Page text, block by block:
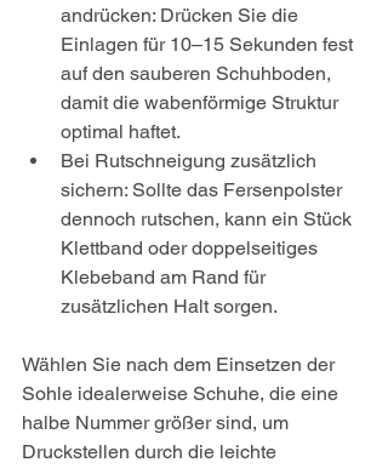
andrücken: Drücken Sie die
Einlagen für 10–15 Sekunden fest
auf den sauberen Schuhboden,
damit die wabenförmige Struktur
optimal haftet.
Bei Rutschneigung zusätzlich
sichern: Sollte das Fersenpolster
dennoch rutschen, kann ein Stück
Klettband oder doppelseitiges
Klebeband am Rand für
zusätzlichen Halt sorgen.
Wählen Sie nach dem Einsetzen der
Sohle idealerweise Schuhe, die eine
halbe Nummer größer sind, um
Druckstellen durch die leichte